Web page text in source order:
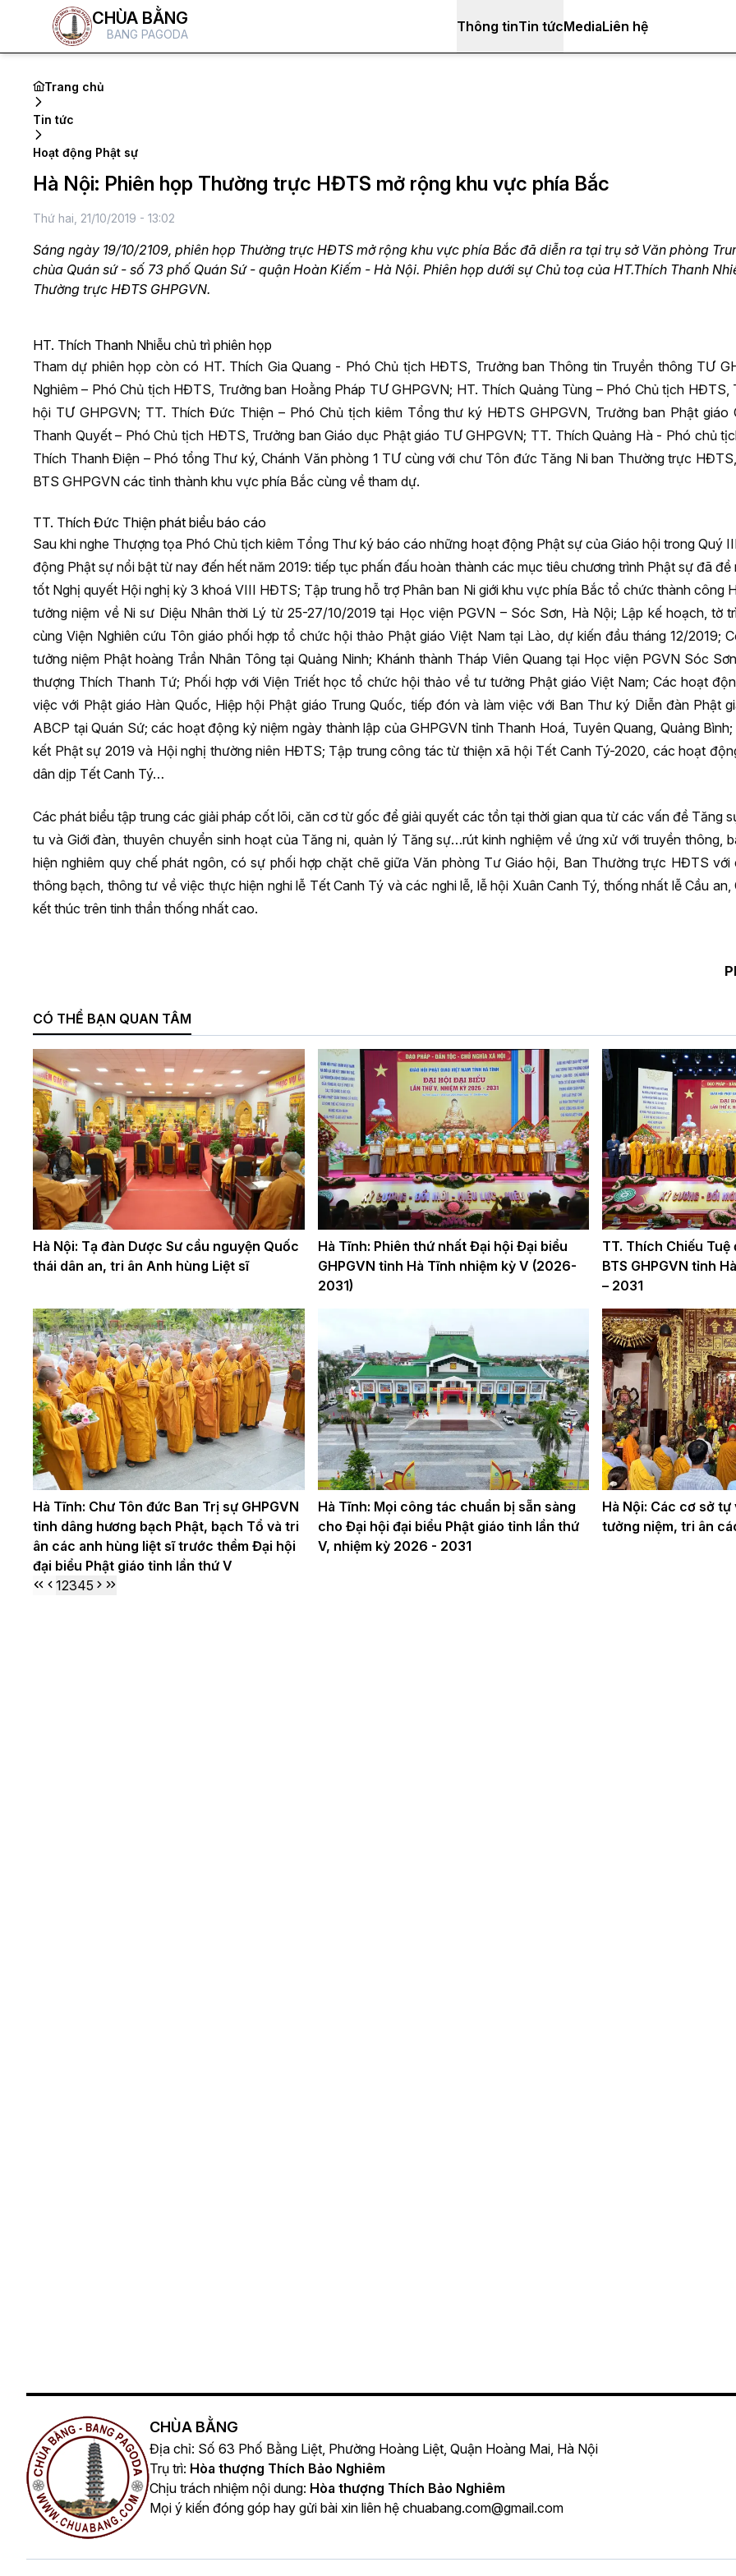
CHÙA BẰNG
BANG PAGODA Thông tinTin tứcMediaLiên hệ
Trang chủ
Tin tức
Hoạt động Phật sự
Hà Nội: Phiên họp Thường trực HĐTS mở rộng khu vực phía Bắc
Thứ hai, 21/10/2019 - 13:02
Sáng ngày 19/10/2109, phiên họp Thường trực HĐTS mở rộng khu vực phía Bắc đã diễn ra tại trụ sở Văn phòng
chùa Quán sứ - số 73 phố Quán Sứ - quận Hoàn Kiếm - Hà Nội. Phiên họp dưới sự Chủ toạ của HT.Thích Thanh
Thường trực HĐTS GHPGVN.
HT. Thích Thanh Nhiễu chủ trì phiên họp
Tham dự phiên họp còn có HT. Thích Gia Quang - Phó Chủ tịch HĐTS, Trưởng ban Thông tin Truyền thông TƯ
Nghiêm – Phó Chủ tịch HĐTS, Trưởng ban Hoằng Pháp TƯ GHPGVN; HT. Thích Quảng Tùng – Phó Chủ tịch HĐTS,
hội TƯ GHPGVN; TT. Thích Đức Thiện – Phó Chủ tịch kiêm Tổng thư ký HĐTS GHPGVN, Trưởng ban Phật
Thanh Quyết – Phó Chủ tịch HĐTS, Trưởng ban Giáo dục Phật giáo TƯ GHPGVN; TT. Thích Quảng Hà - Phó chủ
Thích Thanh Điện – Phó tổng Thư ký, Chánh Văn phòng 1 TƯ cùng với chư Tôn đức Tăng Ni ban Thường trực
BTS GHPGVN các tỉnh thành khu vực phía Bắc cùng về tham dự.
TT. Thích Đức Thiện phát biểu báo cáo
Sau khi nghe Thượng tọa Phó Chủ tịch kiêm Tổng Thư ký báo cáo những hoạt động Phật sự của Giáo hội trong Quý
động Phật sự nổi bật từ nay đến hết năm 2019: tiếp tục phấn đấu hoàn thành các mục tiêu chương trình Phật sự đã đề
tốt Nghị quyết Hội nghị kỳ 3 khoá VIII HĐTS; Tập trung hỗ trợ Phân ban Ni giới khu vực phía Bắc tổ chức thành công
tưởng niệm về Ni sư Diệu Nhân thời Lý từ 25-27/10/2019 tại Học viện PGVN – Sóc Sơn, Hà Nội; Lập kế hoạch, tờ
cùng Viện Nghiên cứu Tôn giáo phối hợp tổ chức hội thảo Phật giáo Việt Nam tại Lào, dự kiến đầu tháng 12/2019;
tưởng niệm Phật hoàng Trần Nhân Tông tại Quảng Ninh; Khánh thành Tháp Viên Quang tại Học viện PGVN Sóc
thượng Thích Thanh Tứ; Phối hợp với Viện Triết học tổ chức hội thảo về tư tưởng Phật giáo Việt Nam; Các hoạt
việc với Phật giáo Hàn Quốc, Hiệp hội Phật giáo Trung Quốc, tiếp đón và làm việc với Ban Thư ký Diễn đàn Phật
ABCP tại Quán Sứ; các hoạt động kỷ niệm ngày thành lập của GHPGVN tỉnh Thanh Hoá, Tuyên Quang, Quảng
kết Phật sự 2019 và Hội nghị thường niên HĐTS; Tập trung công tác từ thiện xã hội Tết Canh Tý-2020, các hoạt
dân dịp Tết Canh Tý…
Các phát biểu tập trung các giải pháp cốt lõi, căn cơ từ gốc để giải quyết các tồn tại thời gian qua từ các vấn đề Tăng
tu và Giới đàn, thuyên chuyển sinh hoạt của Tăng ni, quản lý Tăng sự…rút kinh nghiệm về ứng xử với truyền thông,
hiện nghiêm quy chế phát ngôn, có sự phối hợp chặt chẽ giữa Văn phòng Tư Giáo hội, Ban Thường trực HĐTS
thông bạch, thông tư về việc thực hiện nghi lễ Tết Canh Tý và các nghi lễ, lễ hội Xuân Canh Tý, thống nhất lễ Cầu
kết thúc trên tinh thần thống nhất cao.
CÓ THỂ BẠN QUAN TÂM
Hà Nội: Tạ đàn Dược Sư cầu nguyện Quốc
thái dân an, tri ân Anh hùng Liệt sĩ
Hà Tĩnh: Phiên thứ nhất Đại hội Đại biểu
GHPGVN tỉnh Hà Tĩnh nhiệm kỳ V (2026-
2031)
TT. Thích Chiếu
BTS GHPGVN tỉnh
– 2031
Hà Tĩnh: Chư Tôn đức Ban Trị sự GHPGVN
tỉnh dâng hương bạch Phật, bạch Tổ và tri
ân các anh hùng liệt sĩ trước thềm Đại hội
đại biểu Phật giáo tỉnh lần thứ V
Hà Tĩnh: Mọi công tác chuẩn bị sẵn sàng
cho Đại hội đại biểu Phật giáo tỉnh lần thứ
V, nhiệm kỳ 2026 - 2031
Hà Nội: Các cơ sở
tưởng niệm, tri ân
12345
CHÙA BẰNG
Địa chỉ: Số 63 Phố Bằng Liệt, Phường Hoàng Liệt, Quận Hoàng Mai, Hà Nội
Trụ trì: Hòa thượng Thích Bảo Nghiêm
Chịu trách nhiệm nội dung: Hòa thượng Thích Bảo Nghiêm
Mọi ý kiến đóng góp hay gửi bài xin liên hệ chuabang.com@gmail.com